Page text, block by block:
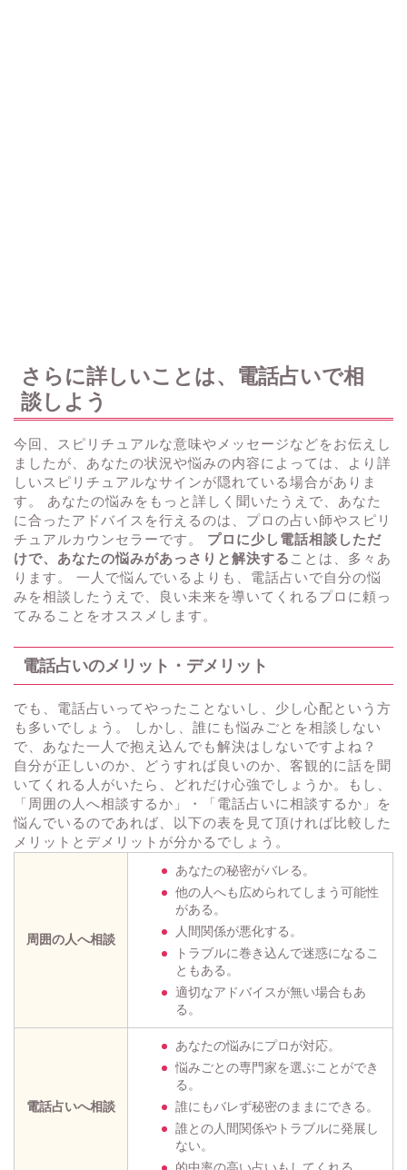
さらに詳しいことは、電話占いで相
談しよう
今回、スピリチュアルな意味やメッセージなどをお伝えし
ましたが、あなたの状況や悩みの内容によっては、より詳
しいスピリチュアルなサインが隠れている場合がありま
す。 あなたの悩みをもっと詳しく聞いたうえで、あなた
に合ったアドバイスを行えるのは、プロの占い師やスピリ
チュアルカウンセラーです。 プロに少し電話相談しただ
けで、あなたの悩みがあっさりと解決する ことは、多々あ
ります。 一人で悩んでいるよりも、電話占いで自分の悩
みを相談したうえで、良い未来を導いてくれるプロに頼っ
てみることをオススメします。
電話占いのメリット・デメリット
でも、電話占いってやったことないし、少し心配という方
も多いでしょう。 しかし、誰にも悩みごとを相談しない
で、あなた一人で抱え込んでも解決はしないですよね？
自分が正しいのか、どうすれば良いのか、客観的に話を聞
いてくれる人がいたら、どれだけ心強でしょうか。もし、
「周囲の人へ相談するか」・「電話占いに相談するか」を
悩んでいるのであれば、以下の表を見て頂ければ比較した
メリットとデメリットが分かるでしょう。
周囲の人へ相談
あなたの秘密がバレる。
他の人へも広められてしまう可能性
がある。
人間関係が悪化する。
トラブルに巻き込んで迷惑になるこ
ともある。
適切なアドバイスが無い場合もあ
る。
電話占いへ相談
あなたの悩みにプロが対応。
悩みごとの専門家を選ぶことができ
る。
誰にもバレず秘密のままにできる。
誰との人間関係やトラブルに発展し
ない。